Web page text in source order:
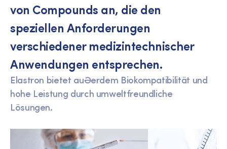
von Compounds an, die den
speziellen Anforderungen
verschiedener medizintechnischer
Anwendungen entsprechen.
Elastron bietet außerdem Biokompatibilität und
hohe Leistung durch umweltfreundliche
Lösungen.